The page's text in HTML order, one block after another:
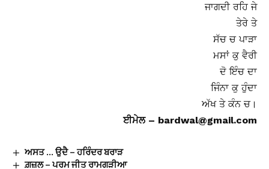
ਜਾਗਦੀ ਰਹਿ ਜੇ
ਤੇਰੇ ਤੇ
ਸੱਚ ਚ ਪਾੜਾ
ਮਸਾਂ ਕੁ ਵੈਰੀ
ਦੋ ਇੰਚ ਦਾ
ਜਿੰਨਾ ਕੁ ਹੁੰਦਾ
ਅੱਖ ਤੇ ਕੰਨ ਚ।
ਈਮੇਲ – bardwal@gmail.com
ਅਸਤ … ਉਦੈ – ਹਰਿੰਦਰ ਬਰਾੜ
ਗ਼ਜ਼ਲ – ਪਰਮ ਜੀਤ ਰਾਮਗੜੀਆ